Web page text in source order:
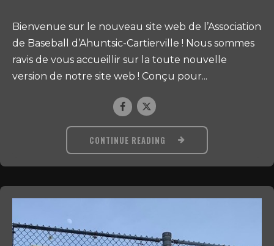
Bienvenue sur le nouveau site web de l’Association
de Baseball d’Ahuntsic-Cartierville ! Nous sommes
ravis de vous accueillir sur la toute nouvelle
version de notre site web ! Conçu pour...
CONTINUE READING